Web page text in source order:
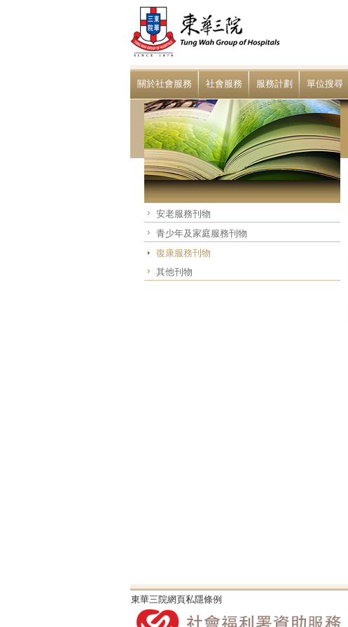
關於社會服務 社會服務 服務計劃 單位搜尋
安老服務刊物
青少年及家庭服務刊物
復康服務刊物
其他刊物
東華三院網頁私隱條例